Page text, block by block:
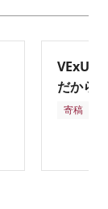
VExUS
だから
寄稿